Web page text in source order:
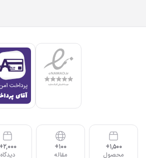
1,500+
محصول
100+
مقاله
2,000+
دیدگاه